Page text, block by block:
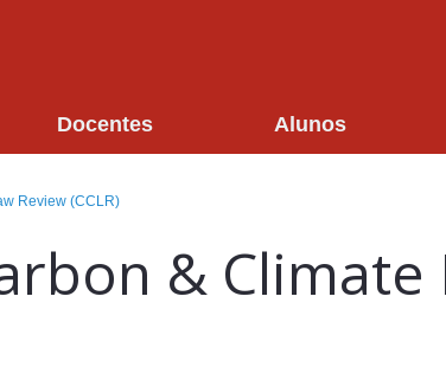
Docentes Alunos
Review (CCLR)
& Climate